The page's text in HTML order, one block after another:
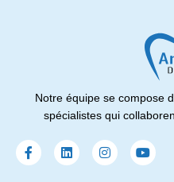
Notre équipe se compose
spécialistes qui